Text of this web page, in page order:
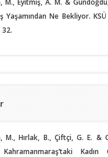
M., Eyitmiş, A. M. &
Yaşamından Ne Bekliyor.
32.
M., Hırlak, B., Çiftçi, G. E. &
Kadın